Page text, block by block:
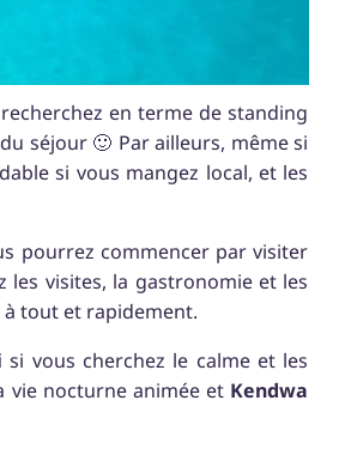
en terme de standing
séjour 🙂 Par ailleurs, même si
si vous mangez local, et les
pourrez commencer par visiter
les visites, la gastronomie et les
à tout et rapidement.
si vous cherchez le calme et les
vie nocturne animée et Kendwa